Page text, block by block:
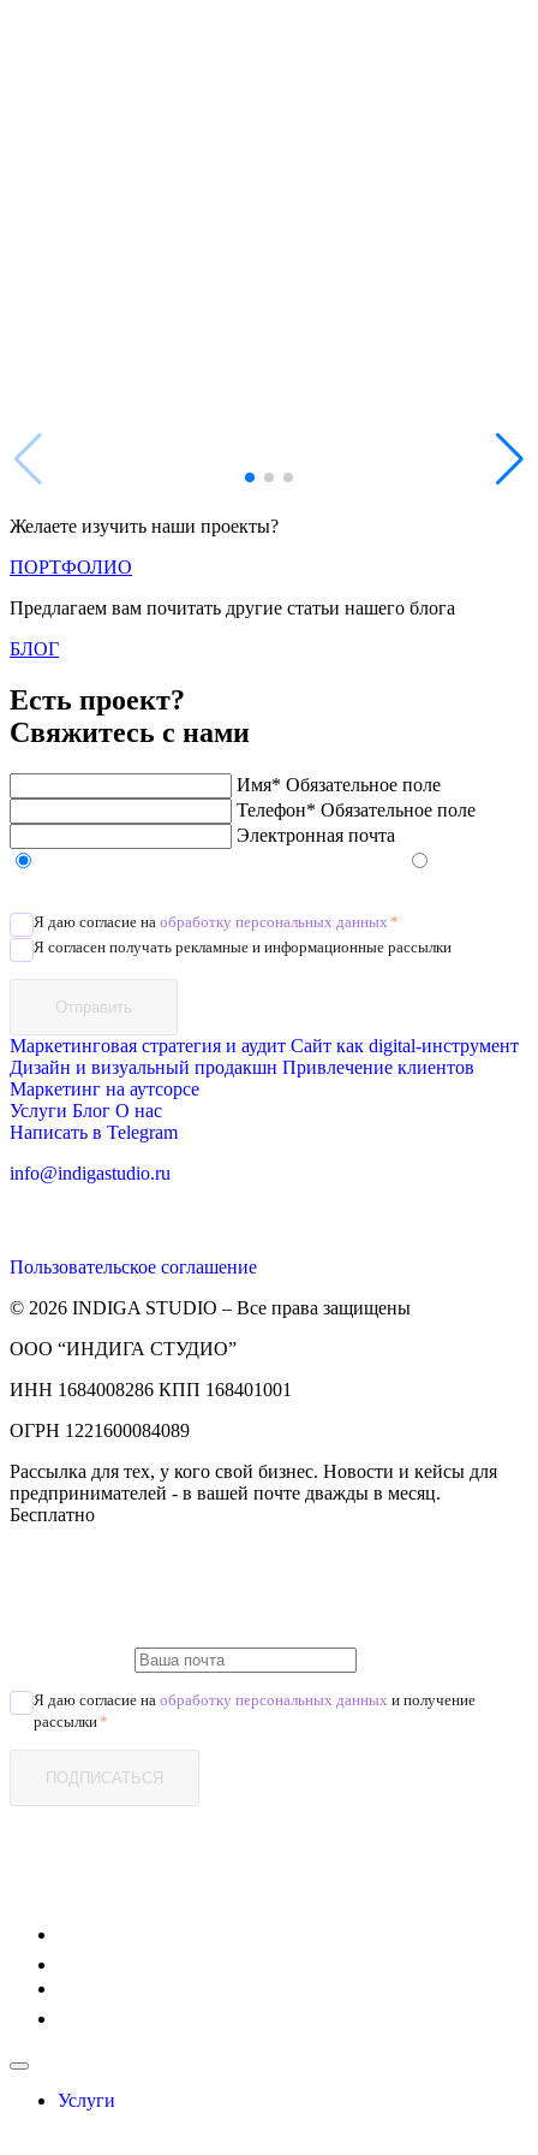
Желаете изучить наши проекты?
ПОРТФОЛИО
Предлагаем вам почитать другие статьи нашего блога
БЛОГ
Есть проект?
Свяжитесь с нами
Имя* Обязательное поле
Телефон* Обязательное поле
Электронная почта
Я даю согласие на обработку персональных данных *
Я согласен получать рекламные и информационные рассылки
Отправить
Маркетинговая стратегия и аудит Сайт как digital-инструмент
Дизайн и визуальный продакшн Привлечение клиентов
Маркетинг на аутсорсе
Услуги Блог О нас
Написать в Telegram
info@indigastudio.ru
Пользовательское соглашение
© 2026 INDIGA STUDIO – Все права защищены
ООО “ИНДИГА СТУДИО”
ИНН 1684008286 КПП 168401001
ОГРН 1221600084089
Рассылка для тех, у кого свой бизнес. Новости и кейсы для
предпринимателей - в вашей почте дважды в месяц.
Бесплатно
Я даю согласие на обработку персональных данных и получение
рассылки*
ПОДПИСАТЬСЯ
Услуги